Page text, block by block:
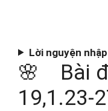
Lời nguyện
🌸 Bài
19,1.23-